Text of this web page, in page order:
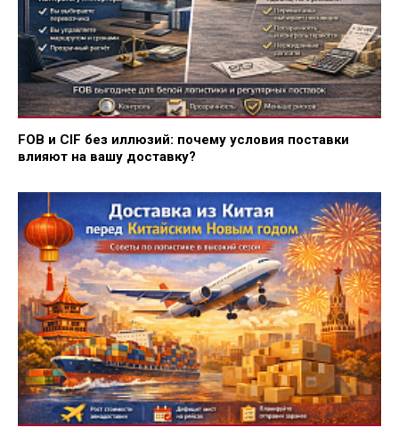
FOB и CIF без иллюзий: почему условия поставки
влияют на вашу доставку?